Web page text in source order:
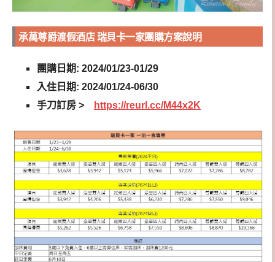
承萬尊爵渡假酒店 瑞貝卡一家團購方案說明
團購日期: 2024/01/23-01/29
入住日期: 2024/01/24-06/30
手刀訂房 >
https://reurl.cc/M44x2K